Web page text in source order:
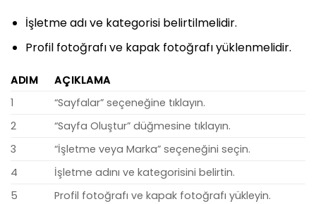
İşletme adı ve kategorisi belirtilmelidir.
Profil fotoğrafı ve kapak fotoğrafı yüklenmelidir.
ADIM
AÇIKLAMA
1
“Sayfalar” seçeneğine tıklayın.
2
“Sayfa Oluştur” düğmesine tıklayın.
3
“İşletme veya Marka” seçeneğini seçin.
4
İşletme adını ve kategorisini belirtin.
5
Profil fotoğrafı ve kapak fotoğrafı yükleyin.